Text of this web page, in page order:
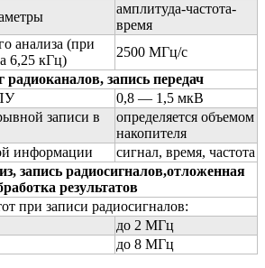
амплитуда-частота-
время
анализа (при
6,25 кГц)
2500 МГц/с
запись передач
0,8 — 1,5 мкВ
записи в
определяется объемом
накопителя
информации
сигнал, время, частота
запись радиосигналов,отложенная
результатов
при записи радиосигналов:
до 2 МГц
до 8 МГц